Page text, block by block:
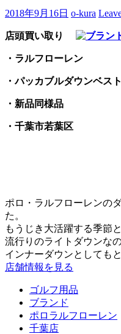
2018年9月16日 o-kura
店頭買い取り
・ラルフローレン
・パッカブルダウンベス
・新品同様品
・千葉市若葉区
ポロ・ラルフローレンの
た。
もうじき大活躍する季節
流行りのライトダウンな
インナーダウンとしても
店舗情報を見る
ゴルフ用品
ブランド
ポロラルフローレン
千葉店